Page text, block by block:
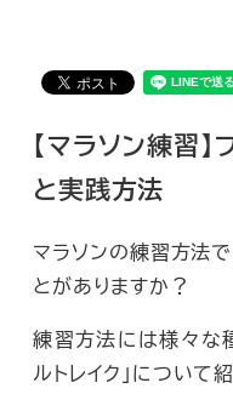
【マラソン練習
と実践方法
マラソンの練習方法で
とがありますか？
練習方法には様々な
ルトレイク」について